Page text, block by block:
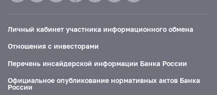
Личный кабинет участника информационного обмена
Отношения с инвесторами
Перечень инсайдерской информации Банка России
Официальное опубликование нормативных актов Банка
России